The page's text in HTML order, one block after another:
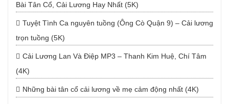
Bài Tân Cổ, Cải Lương Hay Nhất (5K)
Tuyệt Tình Ca nguyên tuồng (Ông Cò Quận 9) – Cải lương
trọn tuồng (5K)
Cải Lương Lan Và Điệp MP3 – Thanh Kim Huệ, Chí Tâm
(4K)
Những bài tân cổ cải lương về mẹ cảm động nhất (4K)